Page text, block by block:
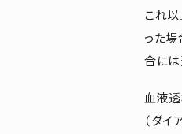
これ
った
合には
血液
（ダ